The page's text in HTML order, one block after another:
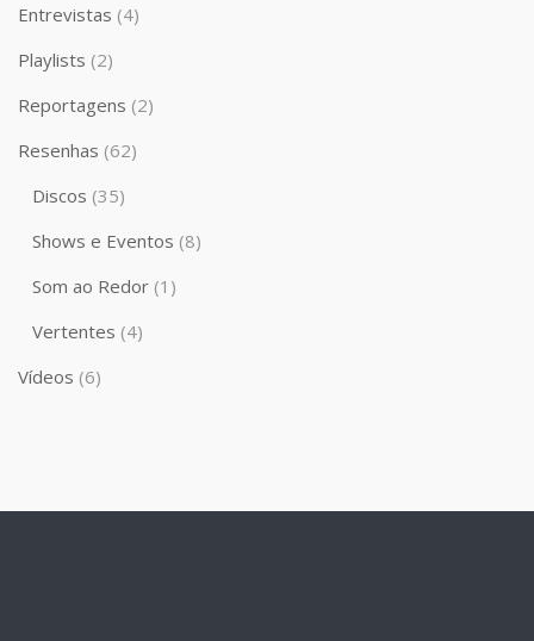
Entrevistas (4)
Playlists (2)
Reportagens (2)
Resenhas (62)
Discos (35)
Shows e Eventos (8)
Som ao Redor (1)
Vertentes (4)
Vídeos (6)